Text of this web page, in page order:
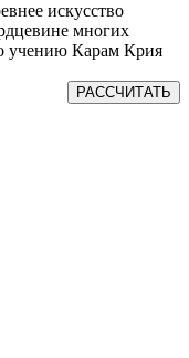
искусство
многих
учению Карам Крия
РАССЧИТАТЬ